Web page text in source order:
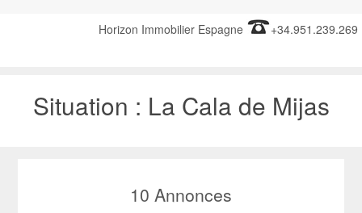
Horizon Immobilier Espagne +34.951.239.269
Situation : La Cala de Mijas
10 Annonces